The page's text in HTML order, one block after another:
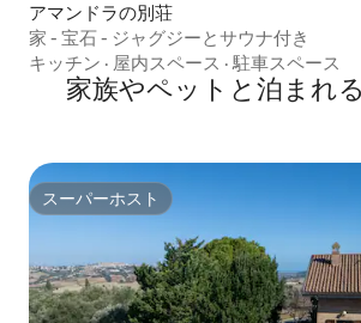
アマンドラの別荘
家 - 宝石 - ジャグジーとサウナ付き
キッチン · 屋内スペース ·駐車スペース
家族やペットと泊まれ
スーパーホスト
スーパーホスト